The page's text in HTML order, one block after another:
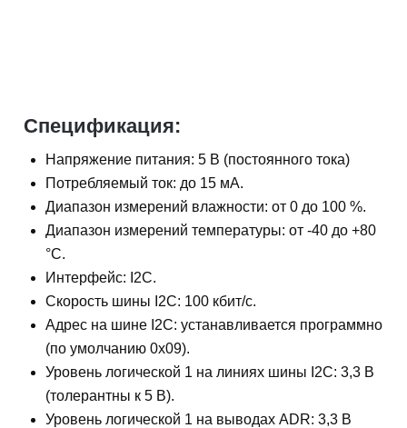
Спецификация:
Напряжение питания: 5 В (постоянного тока)
Потребляемый ток: до 15 мА.
Диапазон измерений влажности: от 0 до 100 %.
Диапазон измерений температуры: от -40 до +80
°С.
Интерфейс: I2C.
Скорость шины I2C: 100 кбит/с.
Адрес на шине I2C: устанавливается программно
(по умолчанию 0x09).
Уровень логической 1 на линиях шины I2C: 3,3 В
(толерантны к 5 В).
Уровень логической 1 на выводах ADR: 3,3 В